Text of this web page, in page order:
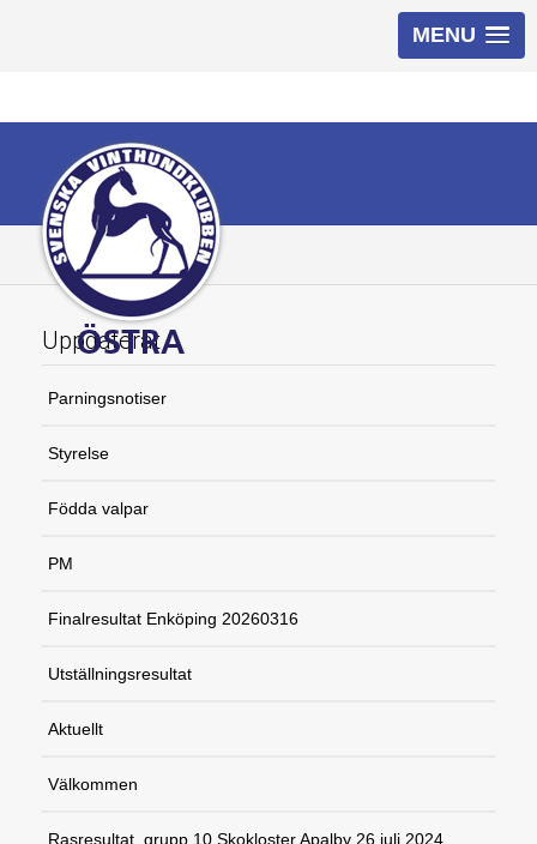
MENU
Uppdaterat
Parningsnotiser
Styrelse
Födda valpar
PM
Finalresultat Enköping 20260316
Utställningsresultat
Aktuellt
Välkommen
Rasresultat_grupp 10 Skokloster Apalby 26 juli 2024